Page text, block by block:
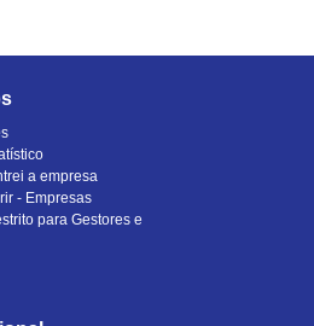
a empresa
- Empresas
para Gestores e